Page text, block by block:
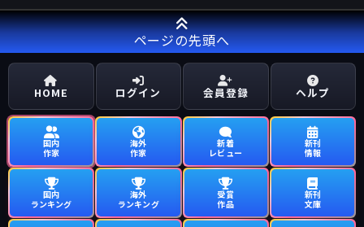
ページの先頭へ
HOME ログイン 会員登録 ヘルプ
国内
作家
海外
作家
新着
レビュー
新刊
情報
国内
ランキング
海外
ランキング
受賞
作品
新刊
文庫